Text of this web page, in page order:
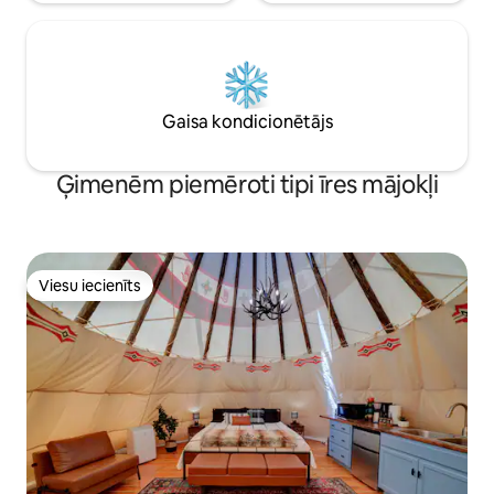
Gaisa kondicionētājs
Ģimenēm piemēroti tipi īres mājokļi
Viesu iecienīts
Viesu iecienīts